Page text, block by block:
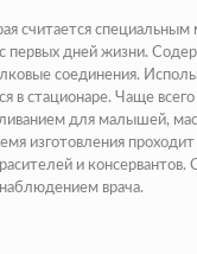
считается
первых дней жизни.
соединения.
в стационаре. Чаще всего
для малышей,
изготовления
и консервантов.
врача.